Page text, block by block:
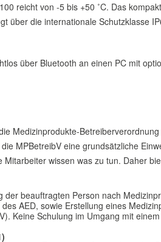
reicht von -5 bis +50 ˚C. Das
über die internationale Schutzklasse
über Bluetooth an einen PC mit
Medizinprodukte-
MPBetreibV eine grundsätzliche
wissen was zu tun. Daher
der beauftragten Person nach
AED, sowie Erstellung eines
Keine Schulung im Umgang mit